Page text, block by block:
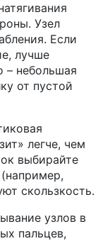
Узел
Если
лучше
– небольшая
от пустой
легче, чем
выбирайте
скользкость.
узлов в
пальцев,